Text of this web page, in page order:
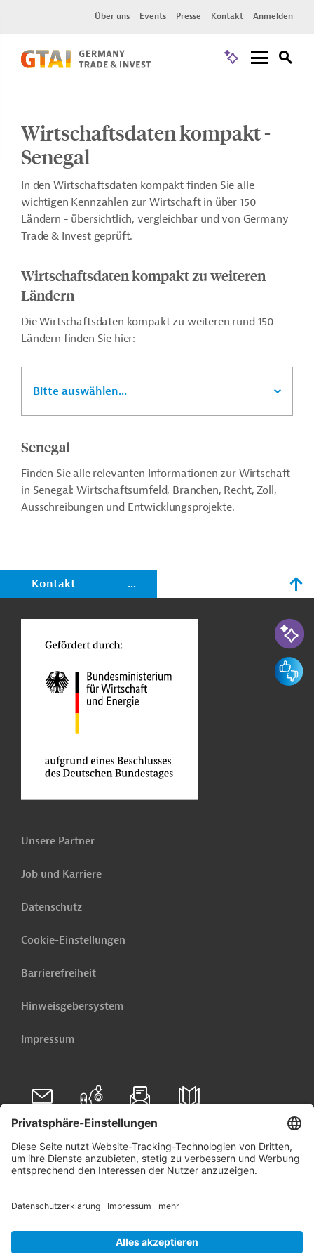
Über uns Events Presse Kontakt Anmelden
Wirtschaftsdaten kompakt -
Senegal
In den Wirtschaftsdaten kompakt finden Sie alle
wichtigen Kennzahlen zur Wirtschaft in über 150
Ländern - übersichtlich, vergleichbar und von Germany
Trade & Invest geprüft.
Wirtschaftsdaten kompakt zu weiteren
Ländern
Die Wirtschaftsdaten kompakt zu weiteren rund 150
Ländern finden Sie hier:
Bitte auswählen...
Senegal
Finden Sie alle relevanten Informationen zur Wirtschaft
in Senegal: Wirtschaftsumfeld, Branchen, Recht, Zoll,
Ausschreibungen und Entwicklungsprojekte.
Kontakt ...
Unsere Partner
Job und Karriere
Datenschutz
Cookie-Einstellungen
Barrierefreiheit
Hinweisgebersystem
Impressum
Folgen Sie uns auf
Linkedin
KI-